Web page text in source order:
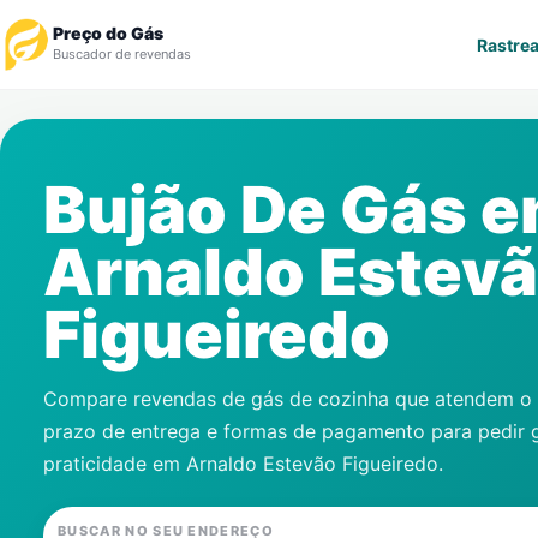
Preço do Gás
Buscador de revendas
Revendedor
Notícias
Cadastre-se
Contatos
Bujão De Gás
Arnaldo
Figueiredo
Compare revendas de gás de cozinha que atendem
prazo de entrega e formas de pagamento para pedir
praticidade em Arnaldo Estevão Figueiredo.
BUSCAR NO SEU ENDEREÇO